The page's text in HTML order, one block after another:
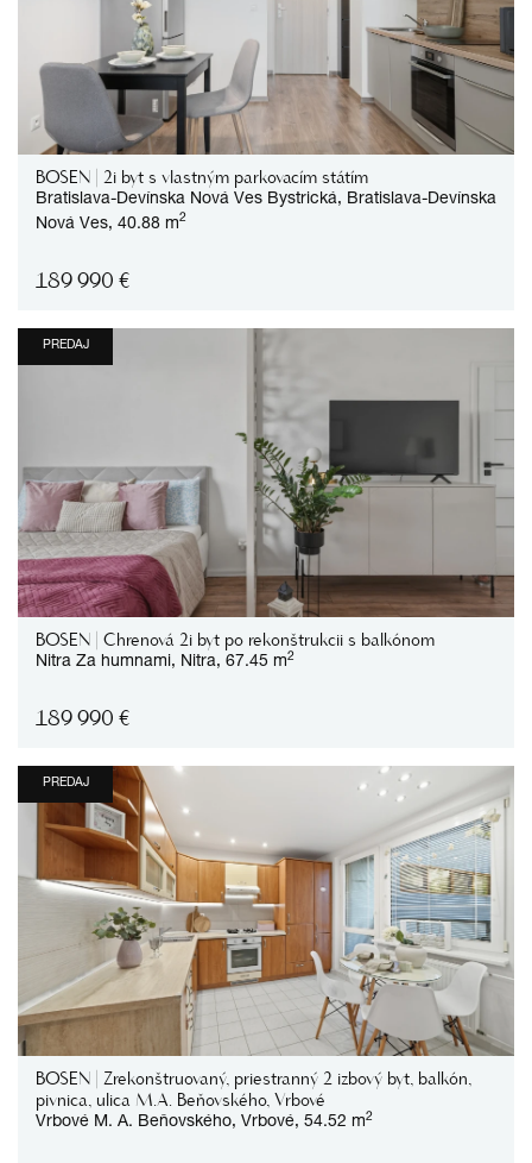
BOSEN | 2i byt s vlastným parkovacím státím
Bratislava-Devínska Nová Ves Bystrická, Bratislava-Devínska
Nová Ves, 40.88 m2
189 990 €
PREDAJ
BOSEN | Chrenová 2i byt po rekonštrukcii s balkónom
Nitra Za humnami, Nitra, 67.45 m2
189 990 €
PREDAJ
BOSEN | Zrekonštruovaný, priestranný 2 izbový byt, balkón,
pivnica, ulica M.A. Beňovského, Vrbové
Vrbové M. A. Beňovského, Vrbové, 54.52 m2